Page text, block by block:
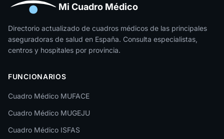
Huesca
Jaén
La Rioja
León
Lleida
Lugo
Mi Cuadro Médico
Directorio actualizado de cuadros médicos de las principales
aseguradoras de salud en España. Consulta especialistas,
centros y hospitales por provincia.
FUNCIONARIOS
Cuadro Médico MUFACE
Cuadro Médico MUGEJU
Cuadro Médico ISFAS